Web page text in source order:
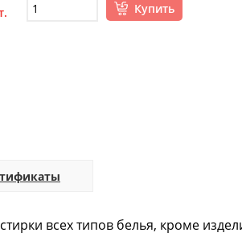
Купить
всех типов белья, кроме